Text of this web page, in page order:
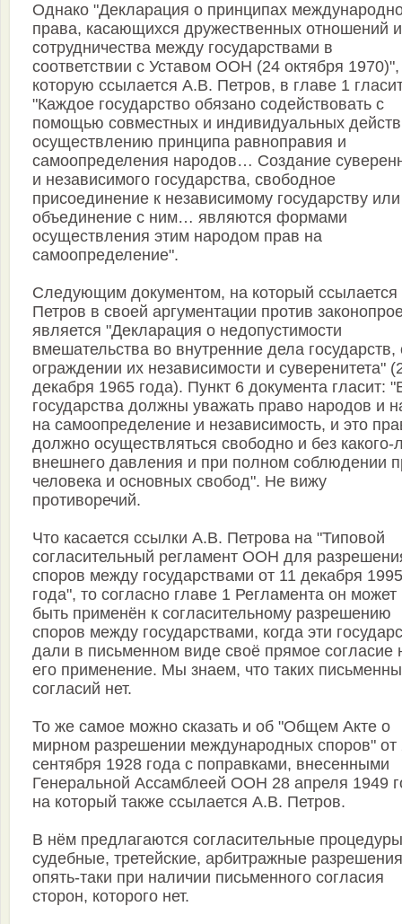
Однако "Декларация о принципах
права, касающихся дружественных отношений и
сотрудничества между государствами в
соответствии с Уставом ООН (24 октября
которую ссылается А.В. Петров, в главе 1
"Каждое государство обязано содействовать с
помощью совместных и индивидуальных
осуществлению принципа равноправия и
самоопределения народов… Создание
и независимого государства, свободное
присоединение к независимому государству или
объединение с ним… являются формами
осуществления этим народом прав на
самоопределение".
Следующим документом, на который
Петров в своей аргументации против
является "Декларация о недопустимости
вмешательства во внутренние дела государств,
ограждении их независимости и суверенитета"
декабря 1965 года). Пункт 6 документа гласит:
государства должны уважать право народов и
на самоопределение и независимость, и это
должно осуществляться свободно и без какого-
внешнего давления и при полном соблюдении
человека и основных свобод". Не вижу
противоречий.
Что касается ссылки А.В. Петрова на "Типовой
согласительный регламент ООН для
споров между государствами от 11 декабря 1995
года", то согласно главе 1 Регламента он может
быть применён к согласительному разрешению
споров между государствами, когда эти
дали в письменном виде своё прямое согласие
его применение. Мы знаем, что таких
согласий нет.
То же самое можно сказать и об "Общем Акте о
мирном разрешении международных споров" от
сентября 1928 года с поправками, внесенными
Генеральной Ассамблеей ООН 28 апреля 1949
на который также ссылается А.В. Петров.
В нём предлагаются согласительные
судебные, третейские, арбитражные
опять-таки при наличии письменного согласия
сторон, которого нет.